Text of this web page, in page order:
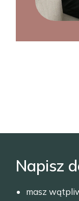
Napisz
masz